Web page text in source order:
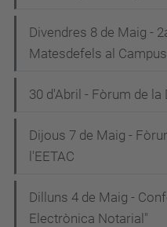
Divendres 8 de Maig -
Matesdefels al
30 d'Abril - Fòrum de
Dijous 7 de Maig -
l'EETAC
Dilluns 4 de Maig -
Electrònica Notarial"